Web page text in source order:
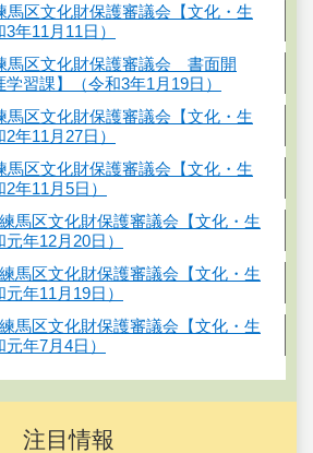
馬区文化財保護審議会【文化・生
年11月11日）
馬区文化財保護審議会 書面開
習課】（令和3年1月19日）
馬区文化財保護審議会【文化・生
年11月27日）
馬区文化財保護審議会【文化・生
年11月5日）
馬区文化財保護審議会【文化・生
年12月20日）
馬区文化財保護審議会【文化・生
年11月19日）
馬区文化財保護審議会【文化・生
年7月4日）
注目情報